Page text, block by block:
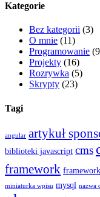
Kategorie
Bez kategorii (3)
O mnie (11)
Programowanie
Projekty (16)
Rozrywka (5)
Skrypty (23)
Tagi
angular artykuł
biblioteki javascript cms
framework
miniaturka wpisu mysql nazwa